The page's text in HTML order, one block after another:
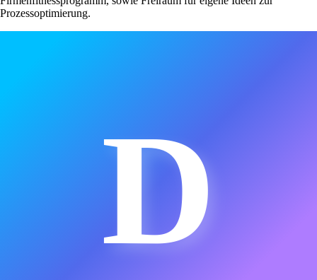
Prozessoptimierung.
D